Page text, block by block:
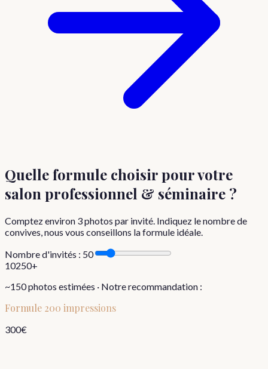
Quelle formule choisirpour votre
salon professionnel & séminaire ?
Comptez environ 3photos par invité. Indiquez le nombre de
convives, nous vous conseillons la formule idéale.
Nombre d'invités : 50
10250+
~150photos estimées · Notre recommandation :
Formule 200 impressions
300€